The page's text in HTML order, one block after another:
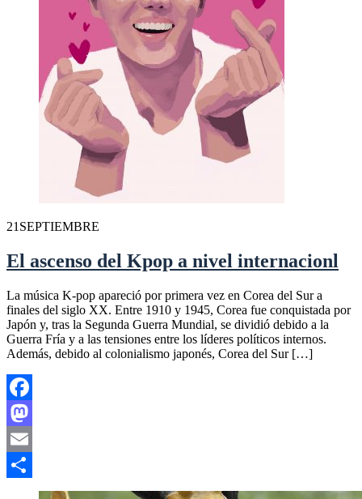
21 SEPTIEMBRE
El ascenso del Kpop a nivel internacionl
La música K-pop apareció por primera vez en Corea del Sur a
finales del siglo XX. Entre 1910 y 1945, Corea fue conquistada por
Japón y, tras la Segunda Guerra Mundial, se dividió debido a la
Guerra Fría y a las tensiones entre los líderes políticos internos.
Además, debido al colonialismo japonés, Corea del Sur […]
Facebook
Mastodon
Email
Compartir